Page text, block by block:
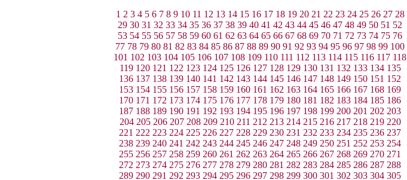
1 2 3 4 5 6 7 8 9 10 11 12 13 14 15 16 17 18 19 20 21 22 23 24 25 26 27 28
29 30 31 32 33 34 35 36 37 38 39 40 41 42 43 44 45 46 47 48 49 50 51 52
53 54 55 56 57 58 59 60 61 62 63 64 65 66 67 68 69 70 71 72 73 74 75 76
77 78 79 80 81 82 83 84 85 86 87 88 89 90 91 92 93 94 95 96 97 98 99 100
101 102 103 104 105 106 107 108 109 110 111 112 113 114 115 116 117 118
119 120 121 122 123 124 125 126 127 128 129 130 131 132 133 134 135
136 137 138 139 140 141 142 143 144 145 146 147 148 149 150 151 152
153 154 155 156 157 158 159 160 161 162 163 164 165 166 167 168 169
170 171 172 173 174 175 176 177 178 179 180 181 182 183 184 185 186
187 188 189 190 191 192 193 194 195 196 197 198 199 200 201 202 203
204 205 206 207 208 209 210 211 212 213 214 215 216 217 218 219 220
221 222 223 224 225 226 227 228 229 230 231 232 233 234 235 236 237
238 239 240 241 242 243 244 245 246 247 248 249 250 251 252 253 254
255 256 257 258 259 260 261 262 263 264 265 266 267 268 269 270 271
272 273 274 275 276 277 278 279 280 281 282 283 284 285 286 287 288
289 290 291 292 293 294 295 296 297 298 299 300 301 302 303 304 305